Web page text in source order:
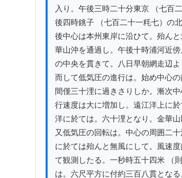
入り。午後三時二十分東京 （七百
後四時銚子 （七百二十一粍七）の
後中心は本州東岸に沿ひて。殆ん
華山沖を通過し。午後十時浦河近
の中央を貫きて。八日早朝網走辺よ
而して低気圧の進行は。始め中心
間僅三十浬に過きさりしか。漸次
行速度は大に増加し。遠江洋上に
洋に於ては。六十浬となり。金華山
又低気圧の回転は。中心の周囲二
に於ては殆んと無風にして。風速
て観測したる。一秒時五十四米 （
は。六尺平方に付約三百八貫とな